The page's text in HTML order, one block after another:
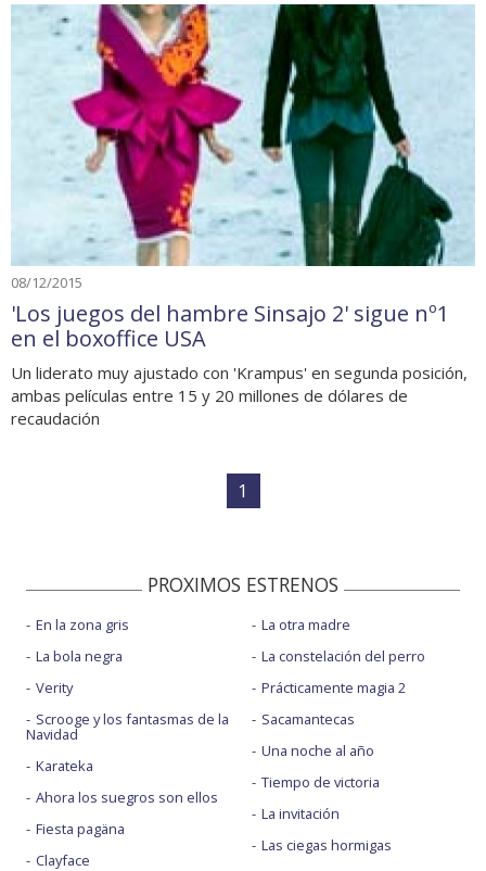
08/12/2015
'Los juegos del hambre Sinsajo 2' sigue nº1
en el boxoffice USA
Un liderato muy ajustado con 'Krampus' en segunda posición,
ambas películas entre 15 y 20 millones de dólares de
recaudación
1
PROXIMOS ESTRENOS
En la zona gris
La bola negra
Verity
Scrooge y los fantasmas de la
Navidad
Karateka
Ahora los suegros son ellos
Fiesta pagäna
Clayface
La otra madre
La constelación del perro
Prácticamente magia 2
Sacamantecas
Una noche al año
Tiempo de victoria
La invitación
Las ciegas hormigas